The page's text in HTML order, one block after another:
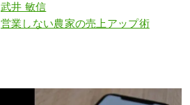
武井 敏信
営業しない農家の売上アップ術